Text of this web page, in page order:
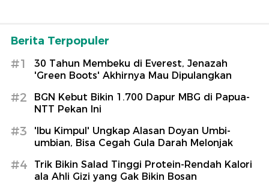
Berita Terpopuler
#1
30 Tahun Membeku di Everest, Jenazah
'Green Boots' Akhirnya Mau Dipulangkan
#2
BGN Kebut Bikin 1.700 Dapur MBG di Papua-
NTT Pekan Ini
#3
'Ibu Kimpul' Ungkap Alasan Doyan Umbi-
umbian, Bisa Cegah Gula Darah Melonjak
#4
Trik Bikin Salad Tinggi Protein-Rendah Kalori
ala Ahli Gizi yang Gak Bikin Bosan